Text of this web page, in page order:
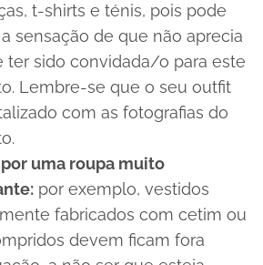
t-shirts e ténis, pois pode
sensação de que não aprecia
ter sido convidada/o para este
Lembre-se que o seu outfit
com as fotografias do
uma roupa muito
por exemplo, vestidos
fabricados com cetim ou
devem ficam fora